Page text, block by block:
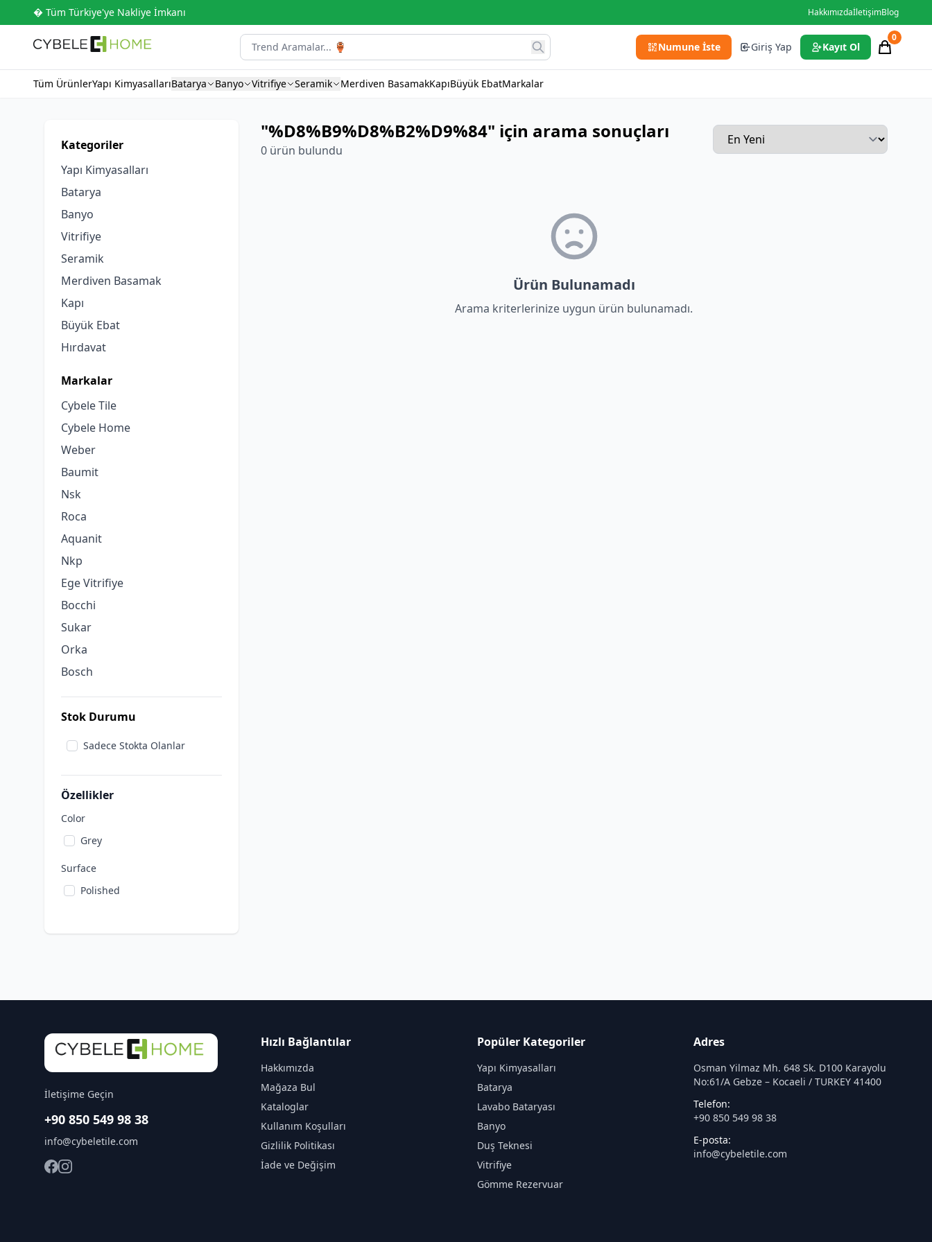
� Tüm Türkiye'ye Nakliye İmkanı HakkımızdaİletişimBlog
Numune İste Giriş Yap Kayıt Ol
0
Tüm ÜrünlerYapı KimyasallarıBatarya Banyo Vitrifiye Seramik Merdiven BasamakKapıBüyük EbatMarkalar
Kategoriler
Yapı Kimyasalları
Batarya
Banyo
Vitrifiye
Seramik
Merdiven Basamak
Kapı
Büyük Ebat
Hırdavat
Markalar
Cybele Tile
Cybele Home
Weber
Baumit
Nsk
Roca
Aquanit
Nkp
Ege Vitrifiye
Bocchi
Sukar
Orka
Bosch
Stok Durumu
Sadece Stokta Olanlar
Özellikler
Color
Grey
Surface
Polished
"%D8%B9%D8%B2%D9%84" için arama sonuçları
0 ürün bulundu
Ürün Bulunamadı
Arama kriterlerinize uygun ürün bulunamadı.
İletişime Geçin
+90 850 549 98 38
info@cybeletile.com
Hızlı Bağlantılar
Hakkımızda
Mağaza Bul
Kataloglar
Kullanım Koşulları
Gizlilik Politikası
İade ve Değişim
Popüler Kategoriler
Yapı Kimyasalları
Batarya
Lavabo Bataryası
Banyo
Duş Teknesi
Vitrifiye
Gömme Rezervuar
Adres
Osman Yilmaz Mh. 648 Sk. D100 Karayolu
No:61/A Gebze – Kocaeli / TURKEY 41400
Telefon:
+90 850 549 98 38
E-posta:
info@cybeletile.com